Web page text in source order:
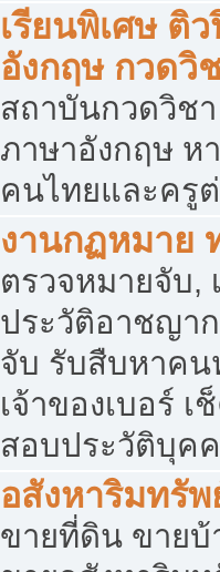
เรียนพิเศษ ติ
อังกฤษ กวดวิ
สถาบันกวดวิช
ภาษาอังกฤษ ห
คนไทยและครู
งานกฏหมาย
ตรวจหมายจับ,
ประวัติอาชญา
จับ รับสืบหาคน
เจ้าของเบอร์
สอบประวัติบุค
อสังหาริมทรัพ
ขายที่ดิน ขายบ้